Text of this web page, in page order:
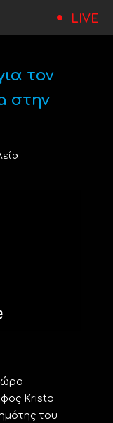
LIVE
τον
στην
Kristo
του